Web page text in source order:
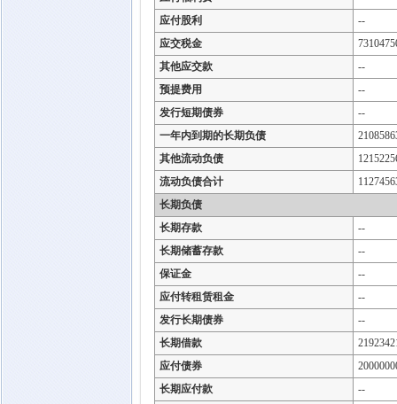
应付股利
--
应交税金
其他应交款
--
预提费用
--
发行短期债券
--
一年内到期的长期负债
其他流动负债
流动负债合计
长期负债
长期存款
--
长期储蓄存款
--
保证金
--
应付转租赁租金
--
发行长期债券
--
长期借款
应付债券
长期应付款
--